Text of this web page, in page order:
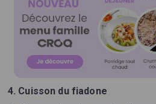
4. Cuisson du fiadone